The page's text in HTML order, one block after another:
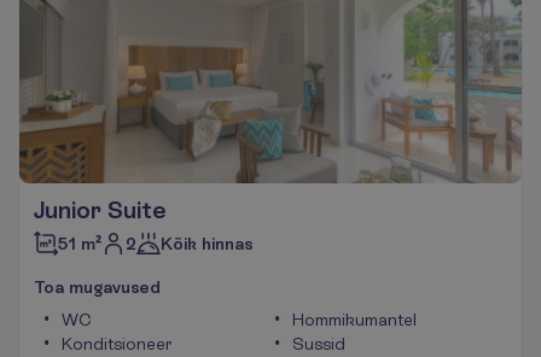
Junior Suite
51 m² 2 Kõik hinnas
Toa mugavused
WC
Konditsioneer
Hommikumantel
Sussid